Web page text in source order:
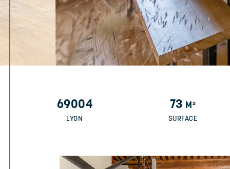
69004
LYON
73 M²
SURFACE